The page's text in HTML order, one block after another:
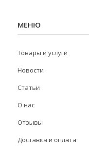
Товары и услуги
Новости
Статьи
О нас
Отзывы
Доставка и оплата